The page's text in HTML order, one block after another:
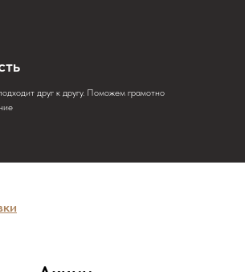
друг к другу. Поможем грамотно